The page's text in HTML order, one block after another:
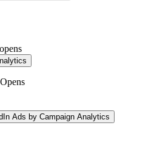
Ads by Campaign Analytics